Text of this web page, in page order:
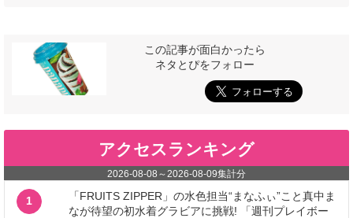
この記事が面白かったら
ネタとぴをフォロー
アクセスランキング
2026-08-08 ～2026-08-09集計分
1
「FRUITS ZIPPER」の水色担当“まなふぃ”こと真中ま
なが待望の初水着グラビアに挑戦! 「週刊プレイボー